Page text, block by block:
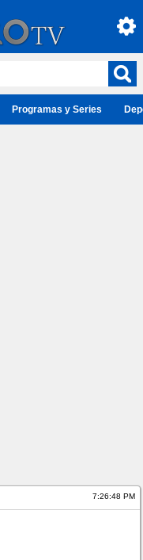
Programas y Series
7:26:48 PM